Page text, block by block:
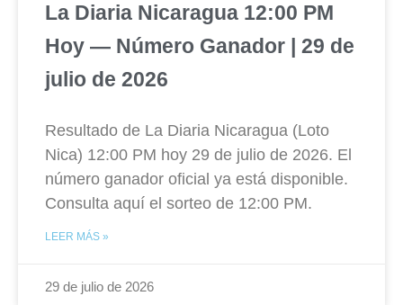
La Diaria Nicaragua 12:00 PM
Hoy — Número Ganador | 29 de
julio de 2026
Resultado de La Diaria Nicaragua (Loto
Nica) 12:00 PM hoy 29 de julio de 2026. El
número ganador oficial ya está disponible.
Consulta aquí el sorteo de 12:00 PM.
LEER MÁS »
29 de julio de 2026